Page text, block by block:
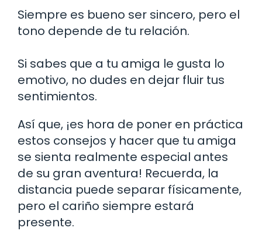
Siempre es bueno ser sincero, pero el
tono depende de tu relación.
Si sabes que a tu amiga le gusta lo
emotivo, no dudes en dejar fluir tus
sentimientos.
Así que, ¡es hora de poner en práctica
estos consejos y hacer que tu amiga
se sienta realmente especial antes
de su gran aventura! Recuerda, la
distancia puede separar físicamente,
pero el cariño siempre estará
presente.